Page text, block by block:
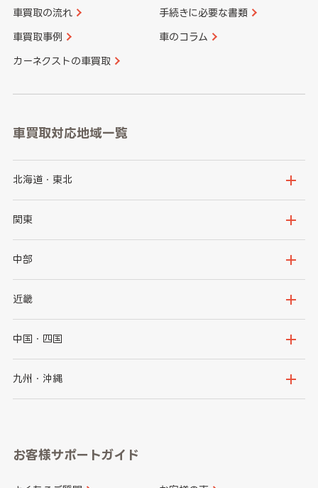
車買取の流れ 手続きに必要な書類
車買取事例 車のコラム
カーネクストの車買取
車買取対応地域一覧
北海道・東北
北海道
岩手県
秋田県
関東
茨城県
群馬県
千葉県
神奈川県
中部
新潟県
石川県
山梨県
愛知県
近畿
大阪府
京都府
和歌山県
中国・四国
鳥取県
山口県
九州・沖縄
長崎県
お客様サポートガイド